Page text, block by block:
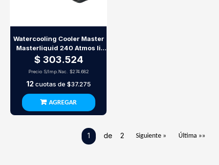
Watercooling Cooler Master
Masterliquid 240 Atmos Ii
Pixel Le
$ 303.524
Precio S/Imp.Nac. $274.682
12cuotas de $37.275
AGREGAR
1 de 2 Siguiente » Última »»